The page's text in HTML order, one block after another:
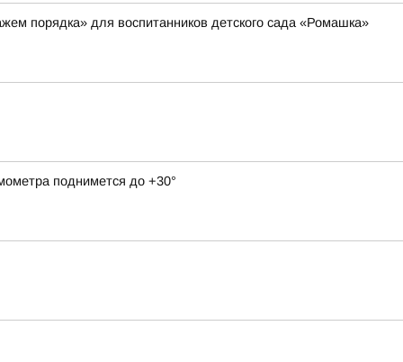
порядка» для воспитанников детского сада «Ромашка»
поднимется до +30°